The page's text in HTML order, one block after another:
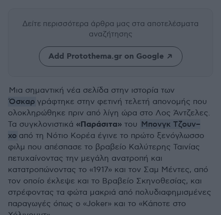
Δείτε περισσότερα άρθρα μας στα αποτελέσματα
αναζήτησης
Add Protothema.gr on Google
Μια σημαντική νέα σελίδα στην ιστορία των
Όσκαρ γράφτηκε στην φετινή τελετή απονομής που
ολοκληρώθηκε πριν από λίγη ώρα στο Λος Άντζελες.
Τα συγκλονιστικά «Παράσιτα» του Μπονγκ Τζουν–
χο από τη Νότιο Κορέα έγινε το πρώτο ξενόγλωσσο
φιλμ που απέσπασε το βραβείο Καλύτερης Ταινίας
πετυχαίνοντας την μεγάλη ανατροπή και
κατατροπώνοντας το «1917» και τον Σαμ Μέντες, από
τον οποίο έκλεψε και το Βραβείο Σκηνοθεσίας, και
στρέφοντας τα φώτα μακριά από πολυδιαφημισμένες
παραγωγές όπως ο «Joker» και το «Κάποτε στο